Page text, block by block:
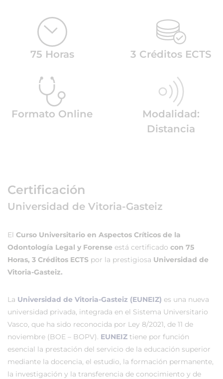
75 Horas 3 Créditos ECTS
Formato Online
Modalidad:
Distancia
Certificación
Universidad de Vitoria-Gasteiz
El Curso Universitario en Aspectos Críticos de la
Odontología Legal y Forense está certificado con 75
Horas, 3 Créditos ECTS por la prestigiosa Universidad de
Vitoria-Gasteiz.
La Universidad de Vitoria-Gasteiz (EUNEIZ) es una nueva
universidad privada, integrada en el Sistema Universitario
Vasco, que ha sido reconocida por Ley 8/2021, de 11 de
noviembre (BOE – BOPV). EUNEIZ tiene por función
esencial la prestación del servicio de la educación superior
mediante la docencia, el estudio, la formación permanente,
la investigación y la transferencia de conocimiento y de